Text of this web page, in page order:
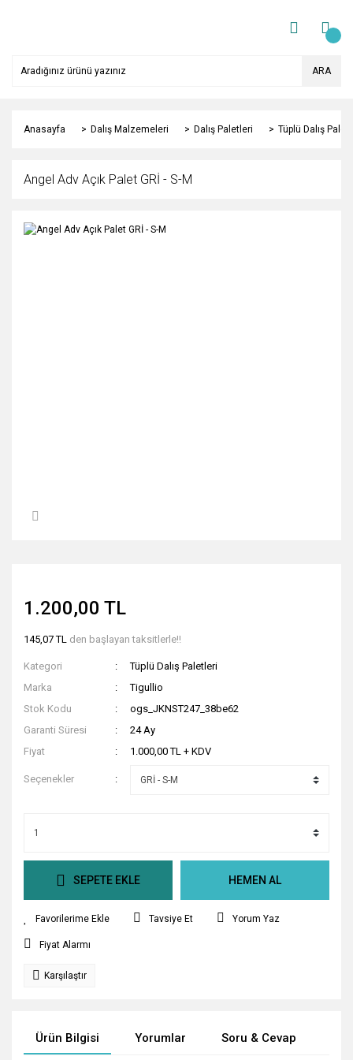
ARA
Anasayfa Dalış Malzemeleri Dalış Paletleri Tüplü Dalış
Angel Adv Açık Palet GRİ - S-M
1.200,00 TL
145,07 TL den başlayan taksitlerle!!
Kategori
Tüplü Dalış Paletleri
Marka
Tigullio
Stok Kodu
ogs_JKNST247_38be62
Garanti Süresi
24 Ay
Fiyat
1.000,00 TL + KDV
Seçenekler
SEPETE EKLE HEMEN AL
Tavsiye Et Yorum Yaz
Fiyat Alarmı
Karşılaştır
Ürün Bilgisi Yorumlar Soru & Cevap